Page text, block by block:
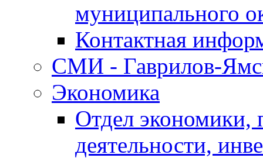
муниципального
Контактная
СМИ - Гаврилов-
Экономика
Отдел экономики,
деятельности,